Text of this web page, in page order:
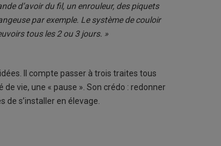
d’avoir du fil, un enrouleur, des piquets
par exemple. Le système de couloir
tous les 2 ou 3 jours. »
Il compte passer à trois traites tous
vie, une « pause ». Son crédo : redonner
de s’installer en élevage.